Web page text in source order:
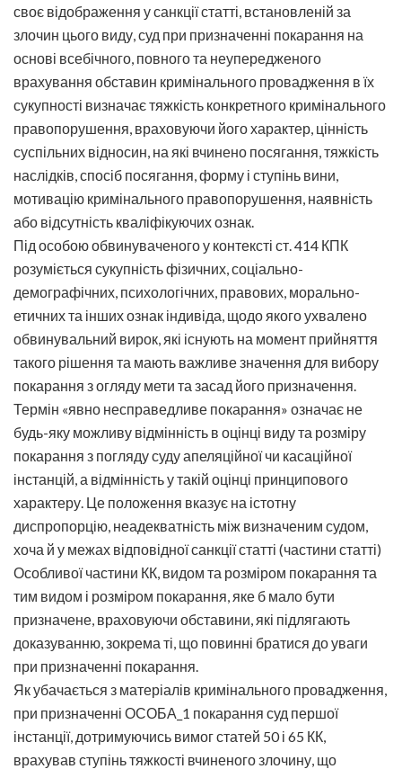
своє відображення у санкції статті, встановленій за
злочин цього виду, суд при призначенні покарання на
основі всебічного, повного та неупередженого
врахування обставин кримінального провадження в їх
сукупності визначає тяжкість конкретного кримінального
правопорушення, враховуючи його характер, цінність
суспільних відносин, на які вчинено посягання, тяжкість
наслідків, спосіб посягання, форму і ступінь вини,
мотивацію кримінального правопорушення, наявність
або відсутність кваліфікуючих ознак.
Під особою обвинуваченого у контексті ст. 414 КПК
розуміється сукупність фізичних, соціально-
демографічних, психологічних, правових, морально-
етичних та інших ознак індивіда, щодо якого ухвалено
обвинувальний вирок, які існують на момент прийняття
такого рішення та мають важливе значення для вибору
покарання з огляду мети та засад його призначення.
Термін «явно несправедливе покарання» означає не
будь-яку можливу відмінність в оцінці виду та розміру
покарання з погляду суду апеляційної чи касаційної
інстанцій, а відмінність у такій оцінці принципового
характеру. Це положення вказує на істотну
диспропорцію, неадекватність між визначеним судом,
хоча й у межах відповідної санкції статті (частини статті)
Особливої частини КК, видом та розміром покарання та
тим видом і розміром покарання, яке б мало бути
призначене, враховуючи обставини, які підлягають
доказуванню, зокрема ті, що повинні братися до уваги
при призначенні покарання.
Як убачається з матеріалів кримінального провадження,
при призначенні ОСОБА_1 покарання суд першої
інстанції, дотримуючись вимог статей 50 і 65 КК,
врахував ступінь тяжкості вчиненого злочину, що